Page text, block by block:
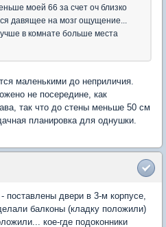
моей 66 за счет оч близко
давящее на мозг ощущение...
в комнате больше места
маленькими до неприличия.
не посередине, как
так что до стены меньше 50 см
планировка для однушки.
поставлены двери в 3-м корпусе,
балконы (кладку положили)
кое-где подоконники